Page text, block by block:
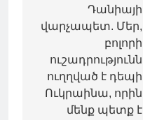
նավարկումը
Դանիայի
վարչապետ. Մեր,
բոլորի
ուշադրությունն
ուղղված է դեպի
Ուկրաինա, որին
մենք պետք է